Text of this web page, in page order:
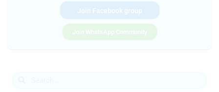
Join Facebook group
Join WhatsApp Community